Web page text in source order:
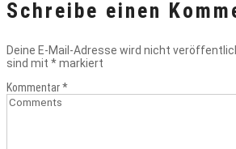
Schreibe einen
Deine E-Mail-Adresse wird nicht
sind mit *markiert
Kommentar*